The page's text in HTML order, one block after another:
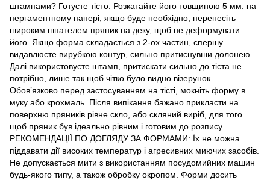
штампами? Готуєте тісто. Розкатайте його товщиною 5 мм. на
пергаментному папері, якщо буде необхідно, перенесіть
широким шпателем пряник на деку, щоб не деформувати
його. Якщо форма складається з 2-ох частин, спершу
видавлюєте вирубкою контур, сильно притиснувши долонею.
Далі використовуєте штамп, притискати сильно до тіста не
потрібно, лише так щоб чітко було видно візерунок.
Обов’язково перед застосуванням на тісті, мокніть форму в
муку або крохмаль. Після випікання бажано прикласти на
поверхню пряників рівне скло, або скляний виріб, для того
щоб пряник був ідеально рівним і готовим до розпису.
РЕКОМЕНДАЦІЇ ПО ДОГЛЯДУ ЗА ФОРМАМИ: Їх не можна
піддавати дії високих температур і агресивних миючих засобів.
Не допускається мити з використанням посудомийних машин
будь-якого типу, а також обробку окропом. Форми досить